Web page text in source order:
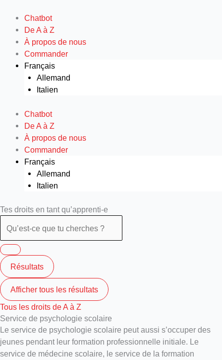
contenu
Chatbot
De A à Z
À propos de nous
Commander
Français
Allemand
Italien
Chatbot
De A à Z
À propos de nous
Commander
Français
Allemand
Italien
Tes droits en tant qu’apprenti-e
Search
Résultats
Afficher tous les résultats
Tous les droits de A à Z
Service de psychologie scolaire
Le service de psychologie scolaire peut aussi s’occuper des
jeunes pendant leur formation professionnelle initiale. Le
service de médecine scolaire, le service de la formation
Search